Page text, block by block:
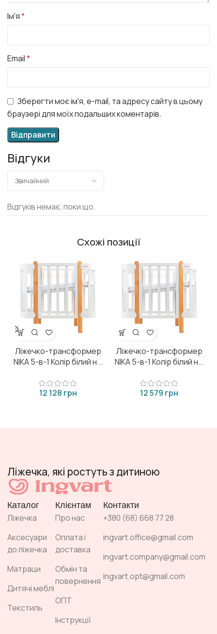
Відгуки
Відгуків немає, поки що.
Ім'я*
Email*
Зберегти моє ім'я, e-mail, та адресу сайту в цьому
браузері для моїх подальших коментарів.
Схожі позиції
Ліжечко-трансформер
NIKA 5-в-1 Колір білий н...
грн
Ліжечко-трансформер
NIKA 5-в-1 Колір білий н...
грн
Ліжечка, які ростуть з дитиною
Каталог
Ліжечка
Аксесуари
до ліжечка
Матраци
Дитячі меблі
Текстиль
Клієнтам
Про нас
Оплата і
доставка
Обмін та
повернення
ОПТ
Інструкції
Контакти
+380 (68) 668 77 28
ingvart.office@gmail.com
ingvart.company@gmail.com
ingvart.opt@gmail.com